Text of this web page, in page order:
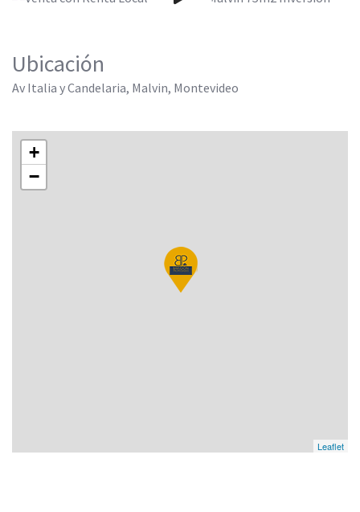
Ubicación
Av Italia y Candelaria, Malvi­n, Montevideo
+
−
Leaflet